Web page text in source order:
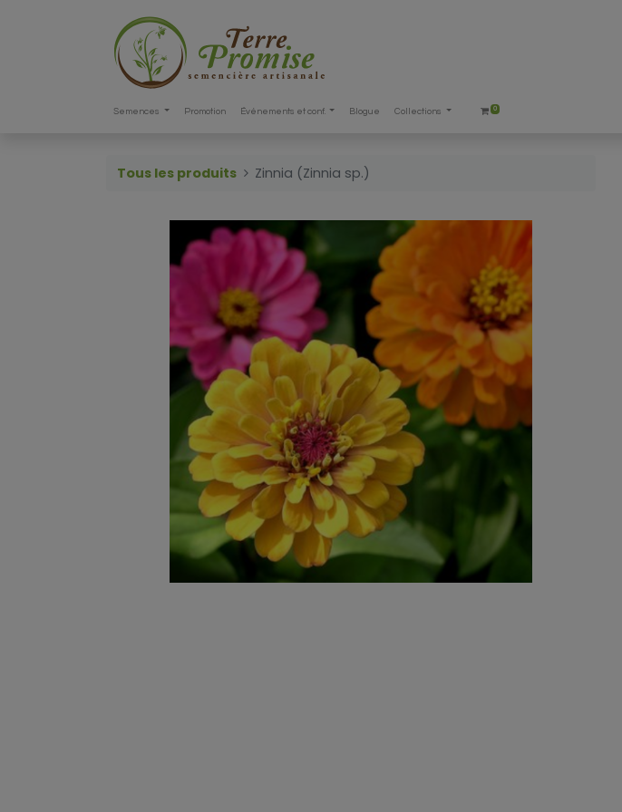
Semences Promotion Événements et conf. Blogue Collections 0
Tous les produits Zinnia (Zinnia sp.)